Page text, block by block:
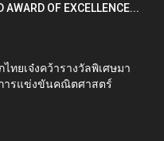
AWARD OF EXCELLENCE...
ทยเจ๋งคว้ารางวัลพิเศษมา
ารแข่งขันคณิตศาสตร์